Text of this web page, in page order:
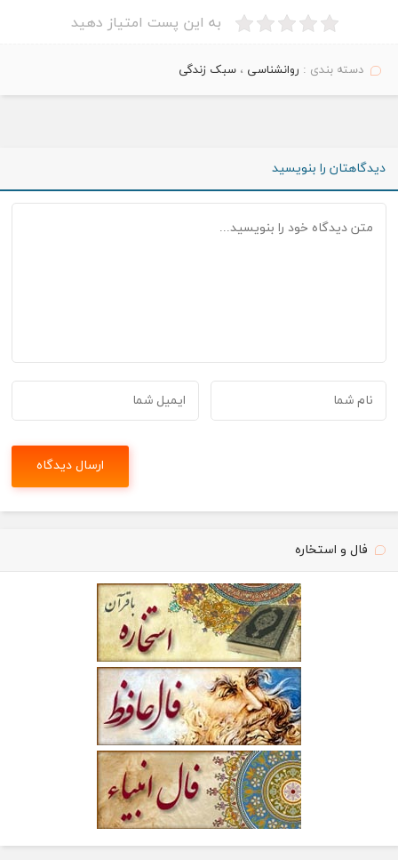
به این پست امتیاز دهید
دسته بندی : روانشناسی ،سبک زندگی
دیدگاهتان را بنویسید
فال و استخاره